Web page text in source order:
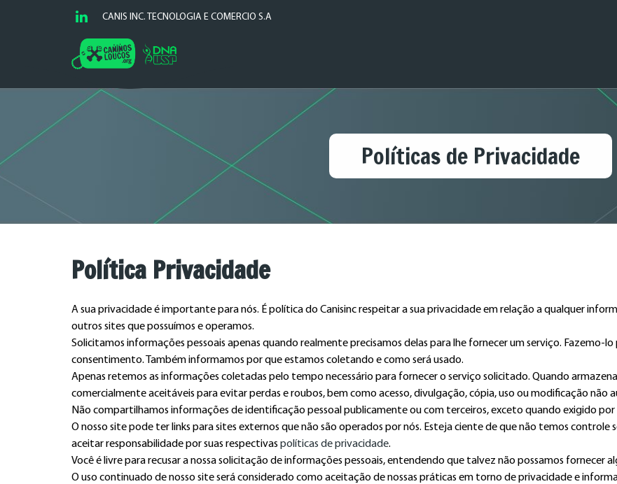
Linkedin
CANIS INC. TECNOLOGIA E COMERCIO S.A
Políticas de Privacidade
Política Privacidade
A sua privacidade é importante para nós. É política do Canisinc respeitar a sua privacidade em relação a qualquer
outros sites que possuímos e operamos.
Solicitamos informações pessoais apenas quando realmente precisamos delas para lhe fornecer um serviço. Fazemo-
consentimento. Também informamos por que estamos coletando e como será usado.
Apenas retemos as informações coletadas pelo tempo necessário para fornecer o serviço solicitado. Quando
comercialmente aceitáveis ​​para evitar perdas e roubos, bem como acesso, divulgação, cópia, uso ou modificação não
Não compartilhamos informações de identificação pessoal publicamente ou com terceiros, exceto quando exigido por
O nosso site pode ter links para sites externos que não são operados por nós. Esteja ciente de que não temos controle
aceitar responsabilidade por suas respectivas políticas de privacidade.
Você é livre para recusar a nossa solicitação de informações pessoais, entendendo que talvez não possamos fornecer
O uso continuado de nosso site será considerado como aceitação de nossas práticas em torno de privacidade e